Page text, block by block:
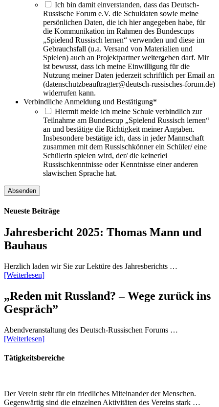
Ich bin damit einverstanden, dass das Deutsch-
Russische Forum e.V. die Schuldaten sowie meine
persönlichen Daten, die ich hier angegeben habe, für
die Kommunikation im Rahmen des Bundescups
„Spielend Russisch lernen“ verwenden und diese im
Gebrauchsfall (u.a. Versand von Materialien und
Spielen) auch an Projektpartner weitergeben darf. Mir
ist bewusst, dass ich meine Einwilligung für die
Nutzung meiner Daten jederzeit schriftlich per Email an
(datenschutzbeauftragter@deutsch-russisches-forum.de)
widerrufen kann.
Verbindliche Anmeldung und Bestätigung*
Hiermit melde ich meine Schule verbindlich zur
Teilnahme am Bundescup „Spielend Russisch lernen“
an und bestätige die Richtigkeit meiner Angaben.
Insbesondere bestätige ich, dass in jeder Mannschaft
zusammen mit dem Russischkönner ein Schüler/ eine
Schülerin spielen wird, der/ die keinerlei
Russischkenntnisse oder Kenntnisse einer anderen
slawischen Sprache hat.
Neueste Beiträge
Jahresbericht 2025: Thomas Mann und
Bauhaus
Herzlich laden wir Sie zur Lektüre des Jahresberichts …
[Weiterlesen]
„Reden mit Russland? – Wege zurück ins
Gespräch”
Abendveranstaltung des Deutsch-Russischen Forums …
[Weiterlesen]
Tätigkeitsbereiche
Der Verein steht für ein friedliches Miteinander der Menschen.
Gegenwärtig sind die einzelnen Aktivitäten des Vereins stark …